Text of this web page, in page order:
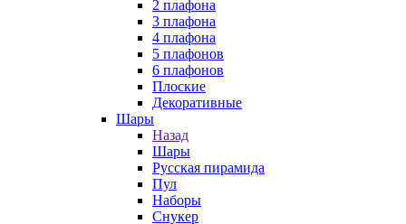
2 плафона
3 плафона
4 плафона
5 плафонов
6 плафонов
Плоские
Декоративные
Шары
Назад
Шары
Русская пирамида
Пул
Наборы
Снукер